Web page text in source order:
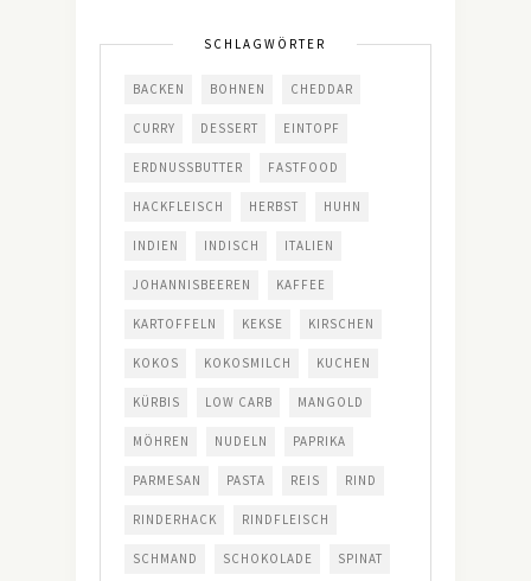
SCHLAGWÖRTER
BACKEN BOHNEN CHEDDAR
CURRY DESSERT EINTOPF
ERDNUSSBUTTER FASTFOOD
HACKFLEISCH HERBST HUHN
INDIEN INDISCH ITALIEN
JOHANNISBEEREN KAFFEE
KARTOFFELN KEKSE KIRSCHEN
KOKOS KOKOSMILCH KUCHEN
KÜRBIS LOW CARB MANGOLD
MÖHREN NUDELN PAPRIKA
PARMESAN PASTA REIS RIND
RINDERHACK RINDFLEISCH
SCHMAND SCHOKOLADE SPINAT